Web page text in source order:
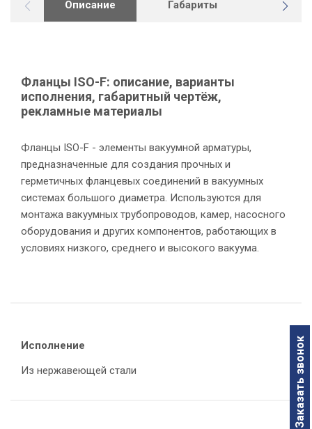
Заказать звонок
Описание Габариты
Фланцы ISO-F: описание, варианты
исполнения, габаритный чертёж,
рекламные материалы
Фланцы ISO-F - элементы вакуумной арматуры,
предназначенные для создания прочных и
герметичных фланцевых соединений в вакуумных
системах большого диаметра. Используются для
монтажа вакуумных трубопроводов, камер, насосного
оборудования и других компонентов, работающих в
условиях низкого, среднего и высокого вакуума.
Исполнение
Из нержавеющей стали